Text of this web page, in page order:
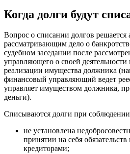
Когда долги будут
Вопрос о списании долгов
рассматривающим дело о
судебном заседании после
управляющего о своей
реализации имущества должника
финансовый управляющий ведет
управляет имуществом должника,
деньги).
Списываются долги при
не установлена
принятии на себя
кредиторами;